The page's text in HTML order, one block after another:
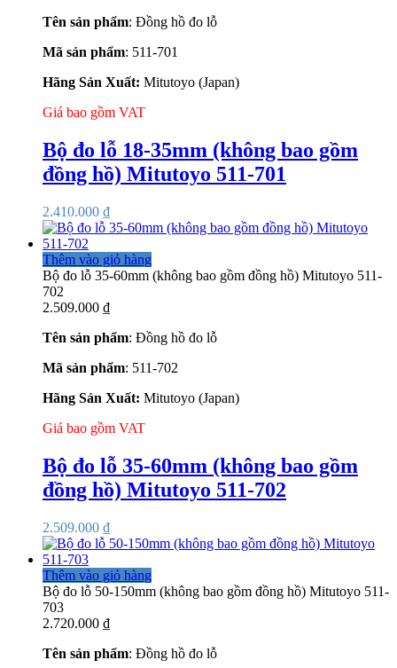
Tên sản phẩm: Đồng hồ đo lỗ
Mã sản phẩm: 511-701
Hãng Sản Xuất: Mitutoyo (Japan)
Giá bao gồm VAT
Bộ đo lỗ 18-35mm (không bao gồm
đồng hồ) Mitutoyo 511-701
2.410.000 ₫
Thêm vào giỏ hàng
Bộ đo lỗ 35-60mm (không bao gồm đồng hồ) Mitutoyo 511-
702
2.509.000 ₫
Tên sản phẩm: Đồng hồ đo lỗ
Mã sản phẩm: 511-702
Hãng Sản Xuất: Mitutoyo (Japan)
Giá bao gồm VAT
Bộ đo lỗ 35-60mm (không bao gồm
đồng hồ) Mitutoyo 511-702
2.509.000 ₫
Thêm vào giỏ hàng
Bộ đo lỗ 50-150mm (không bao gồm đồng hồ) Mitutoyo 511-
703
2.720.000 ₫
Tên sản phẩm: Đồng hồ đo lỗ